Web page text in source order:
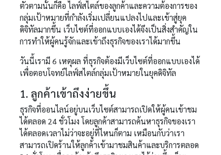
ตัวตามนั้นก็คือ ไลฟ์สไตล์ของลูกค้าและความต้องการของ
กลุ่มเป้าหมายที่กำลังเริ่มเปลี่ยนแปลงไปและเข้าสู่ยุค
ดิจิทัลมากขึ้น เว็บไซต์ที่ออกแบบเองได้จึงเป็นสิ่งสำคัญใน
การทำให้ผู้คนรู้จักและเข้าถึงธุรกิจของเราได้มากขึ้น
วันนี้เรามี 6 เหตุผล ที่ธุรกิจต้องมีเว็บไซต์ที่ออกแบบเองได้
เพื่อตอบโจทย์ไลฟ์สไตล์กลุ่มเป้าหมายในยุคดิจิทัล
1. ลูกค้าเข้าถึงง่ายขึ้น
ธุรกิจที่ออนไลน์อยู่บนเว็บไซต์สามารถเปิดให้ผู้คนเข้าชม
ได้ตลอด 24 ชั่วโมง โดยลูกค้าสามารถค้นหาธุรกิจของเรา
ได้ตลอดเวลาไม่ว่าจะอยู่ที่ไหนก็ตาม เหมือนกับว่าเรา
สามารถเปิดร้านให้ลูกค้าเข้ามาชมสินค้าและบริการตลอด